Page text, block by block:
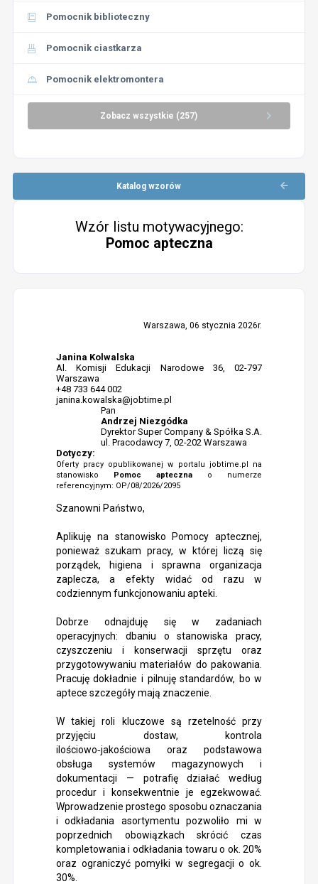
Pomocnik biblioteczny
Pomocnik ciastkarza
Pomocnik elektromontera
Zobacz wszystkie (257)
Katalog wzorów
Wzór listu motywacyjnego:
Pomoc apteczna
Warszawa, 06 stycznia 2026r.
Janina Kolwalska
Al. Komisji Edukacji Narodowe 36, 02-797
Warszawa
+48 733 644 002
janina.kowalska@jobtime.pl
Pan
Andrzej Niezgódka
Dyrektor Super Company & Spółka S.A.
ul. Pracodawcy 7, 02-202 Warszawa
Dotyczy:
Oferty pracy opublikowanej w portalu jobtime.pl na
stanowisko Pomoc apteczna o numerze
referencyjnym: OP/08/2026/2095
Szanowni Państwo,
Aplikuję na stanowisko Pomocy aptecznej,
ponieważ szukam pracy, w której liczą się
porządek, higiena i sprawna organizacja
zaplecza, a efekty widać od razu w
codziennym funkcjonowaniu apteki.
Dobrze odnajduję się w zadaniach
operacyjnych: dbaniu o stanowiska pracy,
czyszczeniu i konserwacji sprzętu oraz
przygotowywaniu materiałów do pakowania.
Pracuję dokładnie i pilnuję standardów, bo w
aptece szczegóły mają znaczenie.
W takiej roli kluczowe są rzetelność przy
przyjęciu dostaw, kontrola
ilościowo‑jakościowa oraz podstawowa
obsługa systemów magazynowych i
dokumentacji — potrafię działać według
procedur i konsekwentnie je egzekwować.
Wprowadzenie prostego sposobu oznaczania
i odkładania asortymentu pozwoliło mi w
poprzednich obowiązkach skrócić czas
kompletowania i odkładania towaru o ok. 20%
oraz ograniczyć pomyłki w segregacji o ok.
30%.